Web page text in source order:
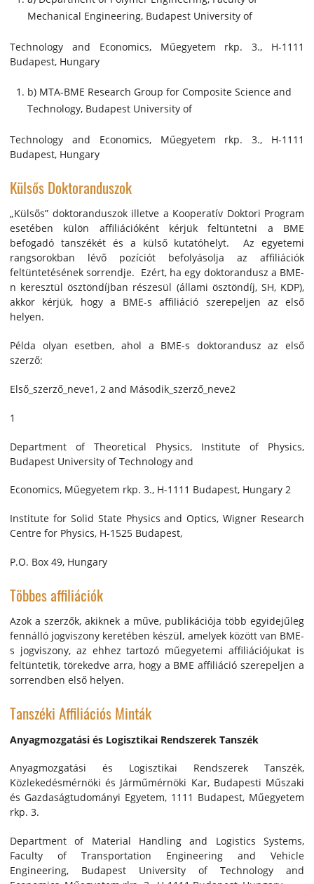
Mechanical Engineering, Budapest University of
Technology and Economics, Műegyetem rkp. 3., H-1111
Budapest, Hungary
b) MTA-BME Research Group for Composite Science and
Technology, Budapest University of
Technology and Economics, Műegyetem rkp. 3., H-1111
Budapest, Hungary
Külsős Doktoranduszok
„Külsős” doktoranduszok illetve a Kooperatív Doktori Program
esetében külön affiliációként kérjük feltüntetni a BME
befogadó tanszékét és a külső kutatóhelyt. Az egyetemi
rangsorokban lévő pozíciót befolyásolja az affiliációk
feltüntetésének sorrendje. Ezért, ha egy doktorandusz a BME-
n keresztül ösztöndíjban részesül (állami ösztöndíj, SH, KDP),
akkor kérjük, hogy a BME-s affiliáció szerepeljen az első
helyen.
Példa olyan esetben, ahol a BME-s doktorandusz az első
szerző:
Első_szerző_neve1, 2 and Második_szerző_neve2
1
Department of Theoretical Physics, Institute of Physics,
Budapest University of Technology and
Economics, Műegyetem rkp. 3., H-1111 Budapest, Hungary 2
Institute for Solid State Physics and Optics, Wigner Research
Centre for Physics, H-1525 Budapest,
P.O. Box 49, Hungary
Többes affiliációk
Azok a szerzők, akiknek a műve, publikációja több egyidejűleg
fennálló jogviszony keretében készül, amelyek között van BME-
s jogviszony, az ehhez tartozó műegyetemi affiliációjukat is
feltüntetik, törekedve arra, hogy a BME affiliáció szerepeljen a
sorrendben első helyen.
Tanszéki Affiliációs Minták
Anyagmozgatási és Logisztikai Rendszerek Tanszék
Anyagmozgatási és Logisztikai Rendszerek Tanszék,
Közlekedésmérnöki és Járműmérnöki Kar, Budapesti Műszaki
és Gazdaságtudományi Egyetem, 1111 Budapest, Műegyetem
rkp. 3.
Department of Material Handling and Logistics Systems,
Faculty of Transportation Engineering and Vehicle
Engineering, Budapest University of Technology and